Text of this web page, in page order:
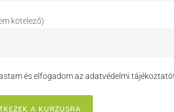
kötelező)
és elfogadom az adatvédelmi